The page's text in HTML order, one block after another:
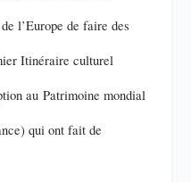
l’Europe de faire des
Itinéraire culturel
auPatrimoine mondial
qui ont fait de